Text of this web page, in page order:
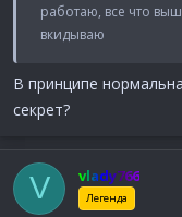
работаю, все что
вкидываю
В принципе
секрет?
V vlady766
Легенда